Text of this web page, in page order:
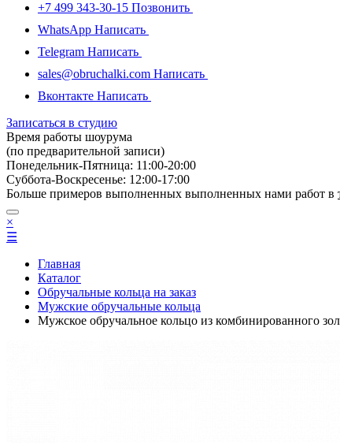
+7 499 343-30-15 Позвонить
WhatsApp Написать
Telegram Написать
sales@obruchalki.com Написать
Вконтакте Написать
Записаться в студию
Время работы шоурума
(по предварительной записи)
Понедельник-Пятница: 11:00-20:00
Суббота-Bоcкресенье: 12:00-17:00
Больше примеров выполненных выполненных нами работ в
×
☰
Главная
Каталог
Обручальные кольца на заказ
Мужские обручальные кольца
Мужское обручальное кольцо из комбинированного